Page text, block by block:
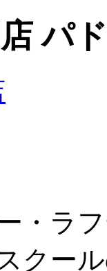
パ
・ラ
クー